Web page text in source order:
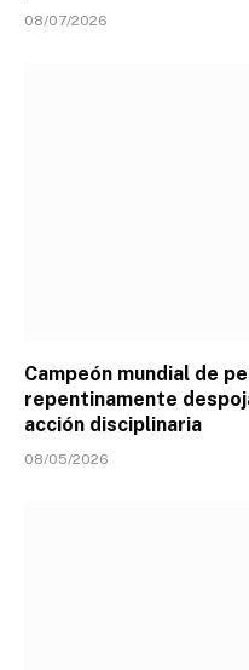
08/07/2026
Campeón mundial de
repentinamente
acción disciplinaria
08/05/2026